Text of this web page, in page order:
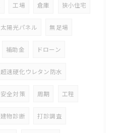
工場 倉庫 狭小住宅
太陽光パネル 無足場
補助金 ドローン
超速硬化ウレタン防水
安全対策 周期 工程
建物診断 打診調査